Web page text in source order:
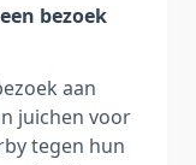
bezoek
aan
juichen voor
tegen hun